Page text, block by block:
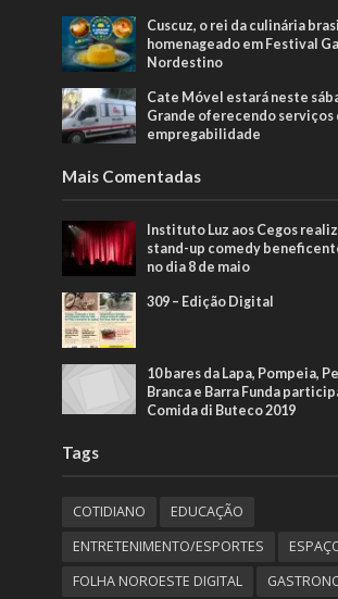
Cuscuz, o rei da culinária
homenageado em Festival
Nordestino
Cate Móvel estará neste
Grande oferecendo serviços
empregabilidade
Mais Comentadas
Instituto Luz aos Cegos
stand-up comedy
no dia 8 de maio
309 – Edição Digital
10 bares da Lapa, Pompeia,
Branca e Barra Funda
Comida di Buteco 2019
Tags
COTIDIANO
EDUCAÇÃO
ENTRETENIMENTO/ESPORTES
FOLHA NOROESTE DIGITAL